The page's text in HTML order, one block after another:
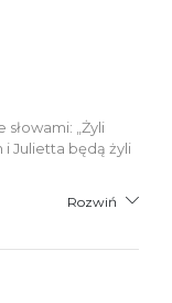
„Żyli
i Julietta będą żyli
Rozwiń